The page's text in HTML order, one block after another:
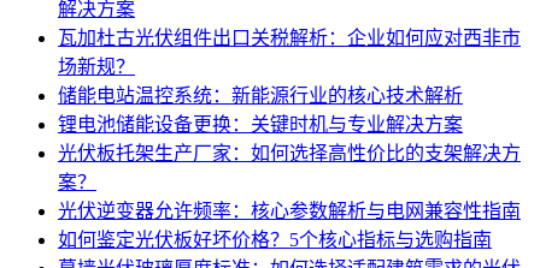
解决方案
瓦加杜古光伏组件出口关税解析：企业如何应对西非市
场新规？
储能电站温控系统：新能源行业的核心技术解析
锂电池储能设备更换：关键时机与专业解决方案
光伏板托架生产厂家：如何选择高性价比的支架解决方
案？
光伏逆变器允许频率：核心参数解析与电网兼容性指南
如何鉴定光伏板好坏价格？5个核心指标与选购指南